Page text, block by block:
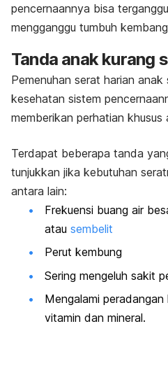
pencernaannya bisa
mengganggu tumbuh
Tanda anak kurang
Pemenuhan serat harian
kesehatan sistem
memberikan perhatian khusus
Terdapat beberapa tanda
tunjukkan jika kebutuhan
antara lain:
Frekuensi buang air
atau sembelit
Perut kembung
Sering mengeluh sakit
Mengalami
vitamin dan mineral.